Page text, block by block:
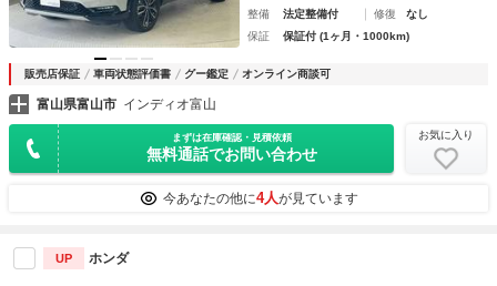
整備
法定整備付 修復
なし
保証
保証付 (1ヶ月・1000km)
販売店保証 車両状態評価書 グー鑑定 オンライン商談可
富山県富山市 インディオ富山
まずは在庫確認・見積依頼
無料通話でお問い合わせ
お気に入り
今あなたの他に4人が見ています
UP ホンダ